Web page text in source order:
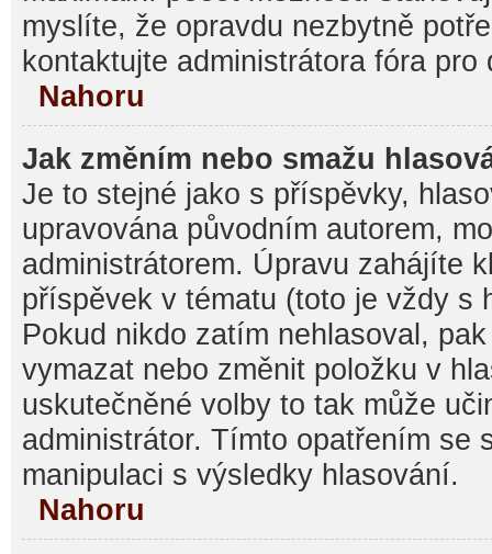
myslíte, že opravdu nezbytně
kontaktujte administrátora fóra pro
Nahoru
Jak změním nebo smažu
Je to stejné jako s příspěvky,
upravována původním autorem,
administrátorem. Úpravu zahájíte
příspěvek v tématu (toto je vždy s
Pokud nikdo zatím nehlasoval,
vymazat nebo změnit položku v
uskutečněné volby to tak může
administrátor. Tímto opatřením se
manipulaci s výsledky hlasování.
Nahoru